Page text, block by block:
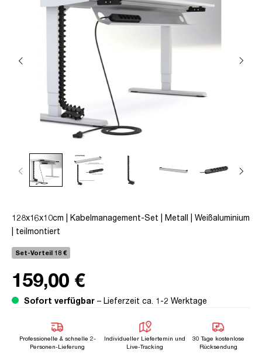
128x16x10cm | Kabelmanagement-Set | Metall | Weißaluminium
| teilmontiert
Set-Vorteil 18 €
159,00 €
Sofort verfügbar – Lieferzeit ca. 1-2 Werktage
Professionelle & schnelle 2-
Personen-Lieferung
Individueller Liefertemin und
Live-Tracking
30 Tage kostenlose
Rücksendung